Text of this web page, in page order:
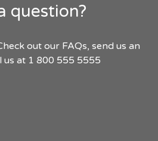
question?
out our FAQs, send us an
us at 1 800 555 5555